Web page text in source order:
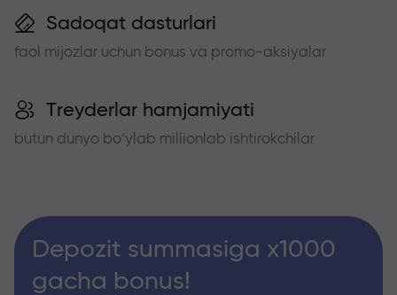
Sadoqat dasturlari
faol mijozlar uchun bonus va promo-aksiyalar
Treyderlar hamjamiyati
butun dunyo bo‘ylab millionlab ishtirokchilar
Depozit summasiga x1000
gacha bonus!